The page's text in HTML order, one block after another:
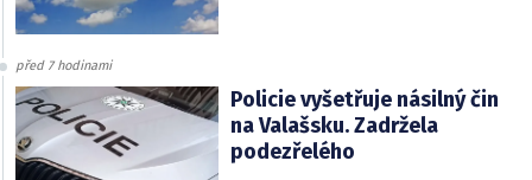
před 7 hodinami
Policie vyšetřuje násilný čin
na Valašsku. Zadržela
podezřelého